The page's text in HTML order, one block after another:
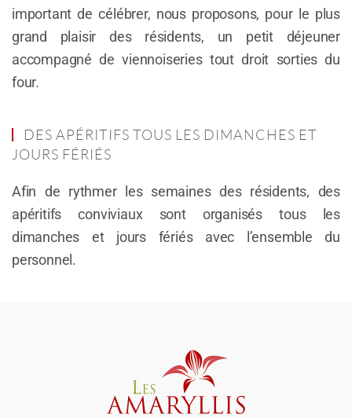
important de célébrer, nous proposons, pour le plus
grand plaisir des résidents, un petit déjeuner
accompagné de viennoiseries tout droit sorties du
four.
DES APÉRITIFS TOUS LES DIMANCHES ET
JOURS FÉRIÉS
Afin de rythmer les semaines des résidents, des
apéritifs conviviaux sont organisés tous les
dimanches et jours fériés avec l’ensemble du
personnel.